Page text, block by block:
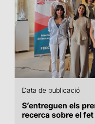
Data de publicació
S’entreguen els
recerca sobre el